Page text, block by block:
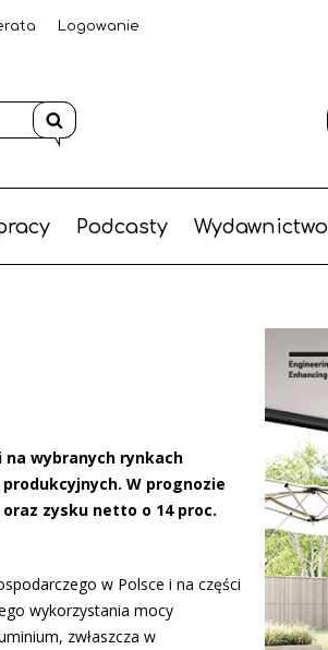
Logowanie
Podcasty Wydawnictwo
na wybranych rynkach
W prognozie
zysku netto o 14 proc.
w Polsce i na części
wykorzystania mocy
zwłaszcza w